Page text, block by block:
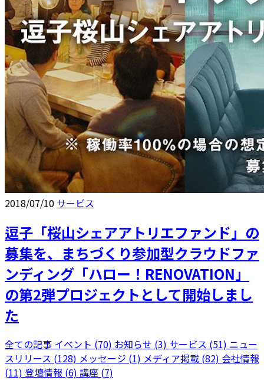
2018/07/10 サービス
逗子「桜山シェアアトリエファンド」の
募集を、まちづくり参加型クラウドファ
ンディング「ハロー！RENOVATION」
の第2弾プロジェクトとして開始しまし
た
全ての記事 イベント (70) お知らせ (3) サービス (51) ニュー
スリリース (128) メッセージ (1) メディア掲載 (82) 会社情報
(11) 登壇情報 (6) 講座 (7)